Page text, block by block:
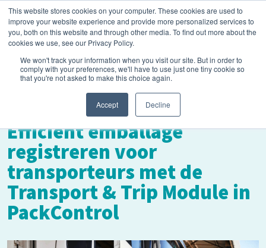
This website stores cookies on your computer. These cookies are used to
improve your website experience and provide more personalized services to
you, both on this website and through other media. To find out more about the
cookies we use, see our Privacy Policy.
We won't track your information when you visit our site. But in order to
comply with your preferences, we'll have to use just one tiny cookie so
that you're not asked to make this choice again.
Accept Decline
mei 21, 2025
Efficiënt emballage
registreren voor
transporteurs met de
Transport & Trip Module in
PackControl